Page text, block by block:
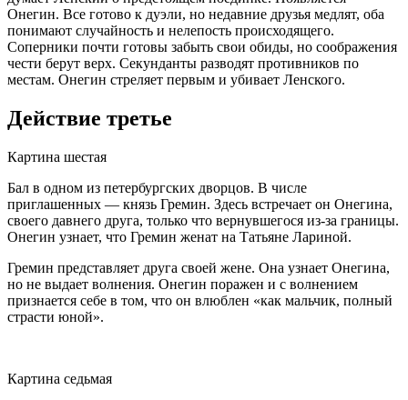
Онегин. Все готово к дуэли, но недавние друзья медлят, оба
понимают случайность и нелепость происходящего.
Соперники почти готовы забыть свои обиды, но соображения
чести берут верх. Секунданты разводят противников по
местам. Онегин стреляет первым и убивает Ленского.
Действие третье
Картина шестая
Бал в одном из петербургских дворцов. В числе
приглашенных — князь Гремин. Здесь встречает он Онегина,
своего давнего друга, только что вернувшегося из-за границы.
Онегин узнает, что Гремин женат на Татьяне Лариной.
Гремин представляет друга своей жене. Она узнает Онегина,
но не выдает волнения. Онегин поражен и с волнением
признается себе в том, что он влюблен «как мальчик, полный
страсти юной».
Картина седьмая